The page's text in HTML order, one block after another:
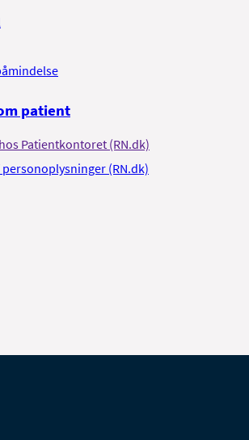
patient
Patientkontoret (RN.dk)
(RN.dk)